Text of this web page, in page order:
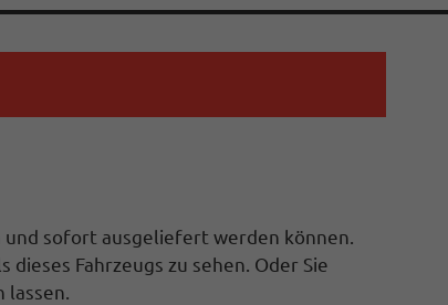
und sofort ausgeliefert werden können.
Fahrzeugs zu sehen. Oder Sie
lassen.